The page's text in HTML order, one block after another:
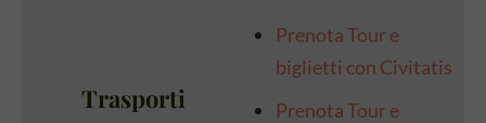
Trasporti
Prenota Tour e
biglietti con Civitatis
Prenota Tour e